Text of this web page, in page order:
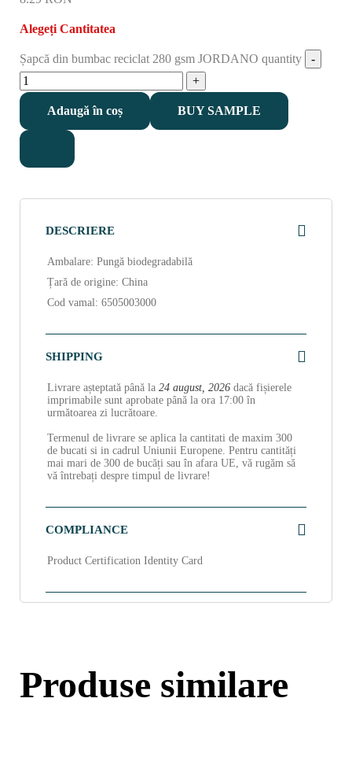
Alegeți Cantitatea
Șapcă din bumbac reciclat 280 gsm JORDANO quantity
Adaugă în coș BUY SAMPLE
DESCRIERE
Ambalare: Pungă biodegradabilă
Țară de origine: China
Cod vamal: 6505003000
SHIPPING
Livrare așteptată până la 24 august, 2026 dacă fișierele
imprimabile sunt aprobate până la ora 17:00 în
următoarea zi lucrătoare.
Termenul de livrare se aplica la cantitati de maxim 300
de bucati si in cadrul Uniunii Europene. Pentru cantități
mai mari de 300 de bucăți sau în afara UE, vă rugăm să
vă întrebați despre timpul de livrare!
COMPLIANCE
Product Certification Identity Card
Produse similare